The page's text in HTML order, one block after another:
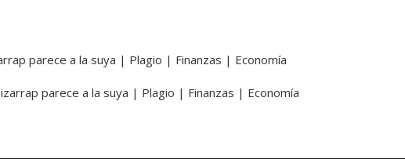
parece a la suya | Plagio | Finanzas | Economía